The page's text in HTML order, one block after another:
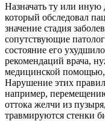
Назначать ту или иную
который обследовал
значение стадия
сопутствующие
состояние его
рекомендаций врача,
медицинской помощью,
Нарушение этих
например,
оттока желчи из
травмируются стенки